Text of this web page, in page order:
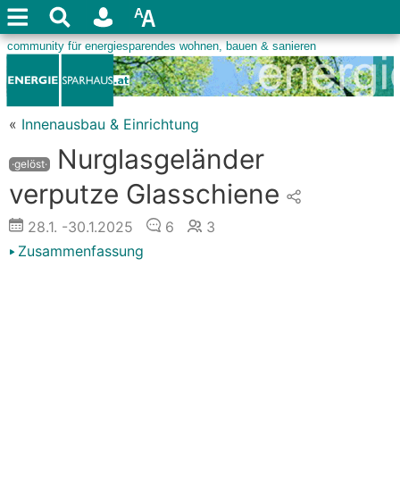
« Innenausbau & Einrichtung
·gelöst·
Nurglasgeländer
verputze Glasschiene
28.1. -30.1.2025 6
3
Zusammenfassung